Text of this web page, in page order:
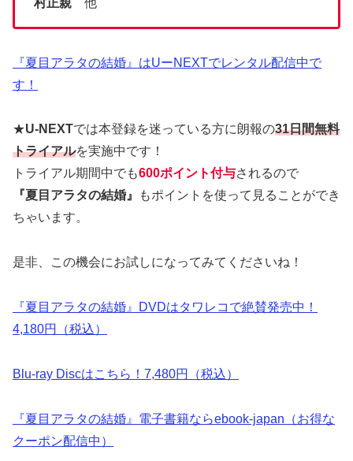
『夏目アラタの結婚』はUーNEXTでレンタル配信中で
す！
★U-NEXTでは本登録を迷っている方に朗報の31日間無料
トライアルを実施中です！
トライアル期間中でも600ポイント付与されるので
『夏目アラタの結婚』
もポイントを使って見ることができ
ちゃいます。
是非、この機会にお試しになってみてくださいね！
『夏目アラタの結婚』DVDはタワレコで絶賛発売中！
4,180円（税込）
Blu-ray Discはこちら！7,480円（税込）
『夏目アラタの結婚』電子書籍ならebook-japan（お得な
クーポン配信中）